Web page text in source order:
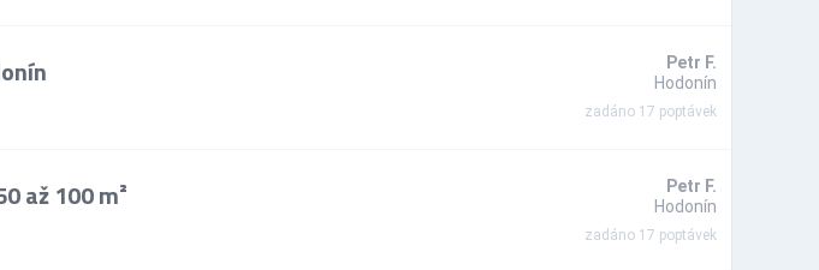
Petr F.
Hodonín
zadáno 17 poptávek
až 100 m²
Petr F.
Hodonín
zadáno 17 poptávek